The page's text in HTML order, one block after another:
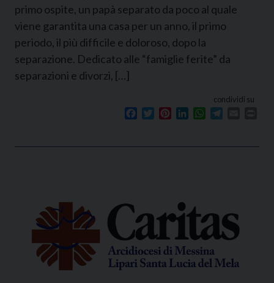
primo ospite, un papà separato da poco al quale
viene garantita una casa per un anno, il primo
periodo, il più difficile e doloroso, dopo la
separazione. Dedicato alle “famiglie ferite” da
separazioni e divorzi, […]
condividi su
Facebook
TwitterPinterestLinkedInWhatsApp